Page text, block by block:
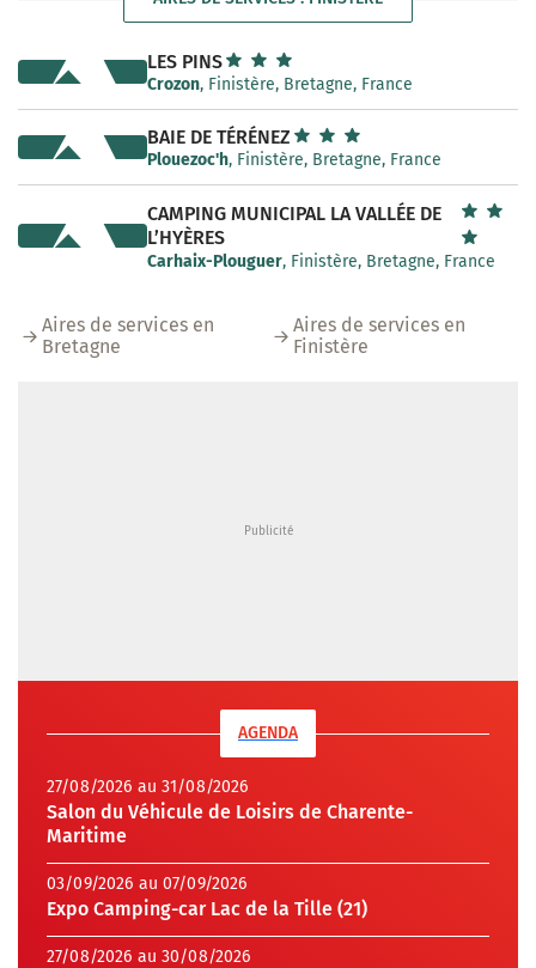
LES PINS
Crozon, Finistère, Bretagne, France
BAIE DE TÉRÉNEZ
Plouezoc'h, Finistère, Bretagne, France
CAMPING MUNICIPAL LA VALLÉE DE
L’HYÈRES
Carhaix-Plouguer, Finistère, Bretagne, France
Aires de services en
Bretagne
Aires de services en
Finistère
AGENDA
27/08/2026 au 31/08/2026
Salon du Véhicule de Loisirs de Charente-
Maritime
03/09/2026 au 07/09/2026
Expo Camping-car Lac de la Tille (21)
27/08/2026 au 30/08/2026